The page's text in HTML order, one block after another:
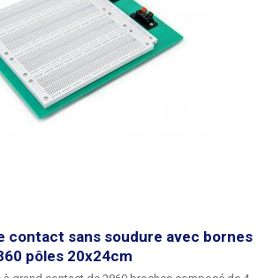
contact sans soudure avec bornes
pôles 20x24cm